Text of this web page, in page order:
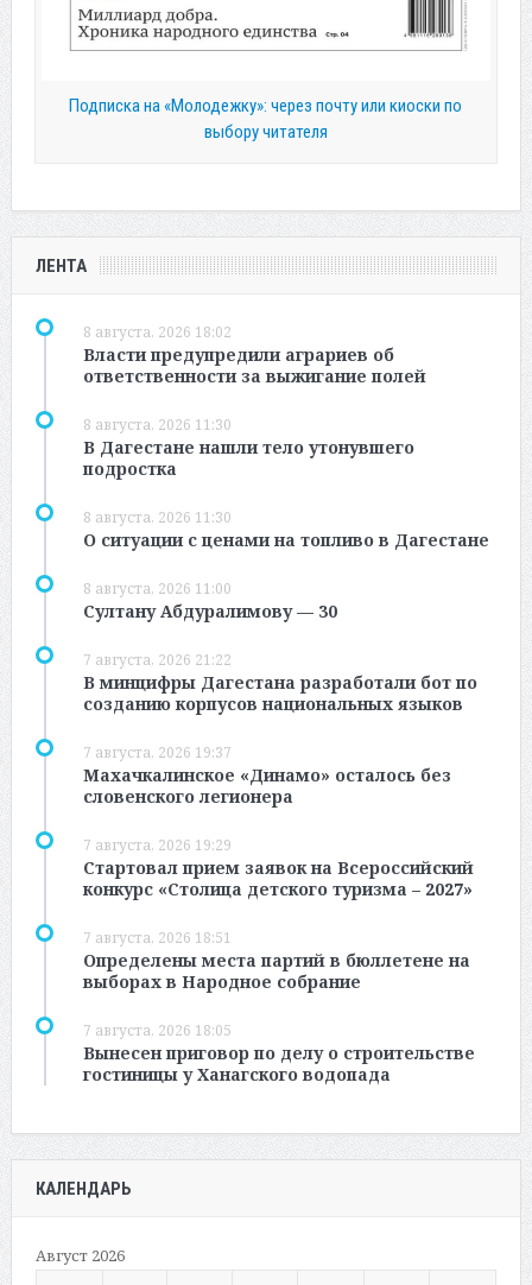
Подписка на «Молодежку»: через почту или киоски по
выбору читателя
ЛЕНТА
8 августа, 2026 18:02
Власти предупредили аграриев об
ответственности за выжигание полей
8 августа, 2026 11:30
В Дагестане нашли тело утонувшего
подростка
8 августа, 2026 11:30
О ситуации с ценами на топливо в Дагестане
8 августа, 2026 11:00
Султану Абдуралимову — 30
7 августа, 2026 21:22
В минцифры Дагестана разработали бот по
созданию корпусов национальных языков
7 августа, 2026 19:37
Махачкалинское «Динамо» осталось без
словенского легионера
7 августа, 2026 19:29
Стартовал прием заявок на Всероссийский
конкурс «Столица детского туризма – 2027»
7 августа, 2026 18:51
Определены места партий в бюллетене на
выборах в Народное собрание
7 августа, 2026 18:05
Вынесен приговор по делу о строительстве
гостиницы у Ханагского водопада
КАЛЕНДАРЬ
Август 2026